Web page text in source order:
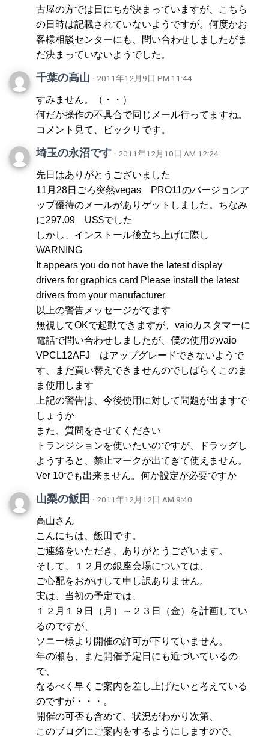
古屋の方では日にちが決まっていますが、こちら
の日時は記載されていないようですが。何度かお
客様相談センターにも、問い合わせしましたがま
だ決まっていないようでした。
千葉の高山 · 2011年12月9日 PM 11:44
すみません。（・・）
何だか操作の不具合で同じメール行ってますね。
コメント見て、ビックリです。
埼玉の永沼です · 2011年12月10日 AM 12:24
先日はありがとうございました
11月28日ごろ突然vegas PRO11のバージョンア
ップ優待のメールがありゲットしました。ちなみ
に297.09 US$でした
しかし、インストール後立ち上げに際し
WARNING
It appears you do not have the latest display
drivers for graphics card Please install the latest
drivers from your manufacturer
以上の警告メッセージがでます
無視してOKで起動できますが、vaioカスタマーに
電話で問い合わせしましたが、僕の使用のvaio
VPCL12AFJ はアップグレードできないようで
す、まだ買い替えできませんのでしばらくこのま
ま使用します
上記の警告は、今後使用に対して問題が出ますで
しょうか
また、質問をさせてください
トランジションを使いたいのですが、ドラッグし
ようすると、禁止マークが出てきて使えません。
Ver 10でも出来ません。何か設定が必要ですか
山梨の飯田 · 2011年12月12日 AM 9:40
高山さん
こんにちは、飯田です。
ご連絡をいただき、ありがとうございます。
そして、１２月の銀座会場については、
ご心配をおかけして申し訳ありません。
実は、当初の予定では、
１２月１９日（月）～２３日（金）を計画してい
るのですが、
ソニー様より開催の許可が下りていません。
年の瀬も、また開催予定日にも近づいているの
で、
なるべく早くご案内を差し上げたいと考えている
のですが・・・。
開催の可否も含めて、状況がわかり次第、
このブログにご案内をするようにしますので、